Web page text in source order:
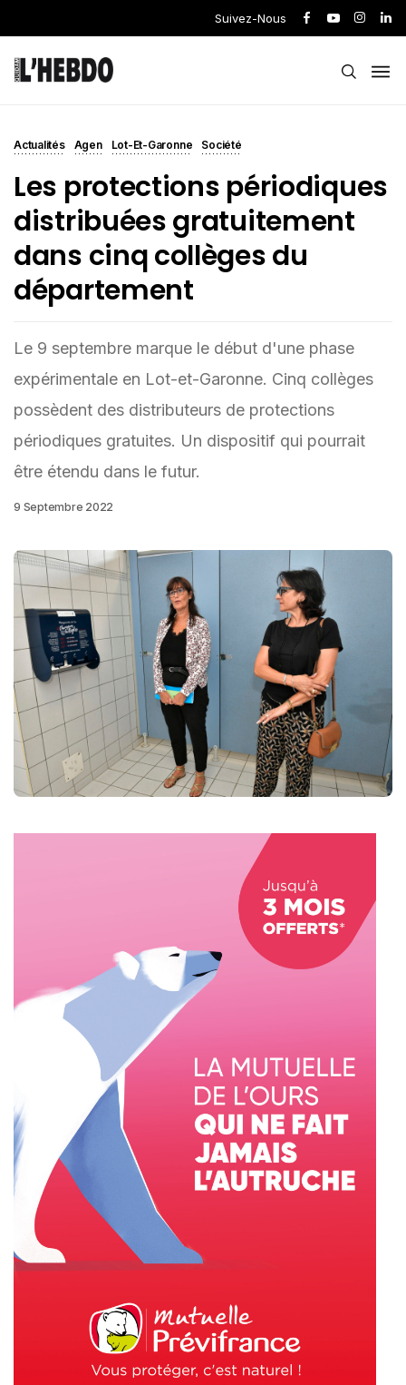
Suivez-Nous
Actualités Agen Lot-Et-Garonne Société
Les protections périodiques
distribuées gratuitement
dans cinq collèges du
département
Le 9 septembre marque le début d'une phase
expérimentale en Lot-et-Garonne. Cinq collèges
possèdent des distributeurs de protections
périodiques gratuites. Un dispositif qui pourrait
être étendu dans le futur.
9 Septembre 2022